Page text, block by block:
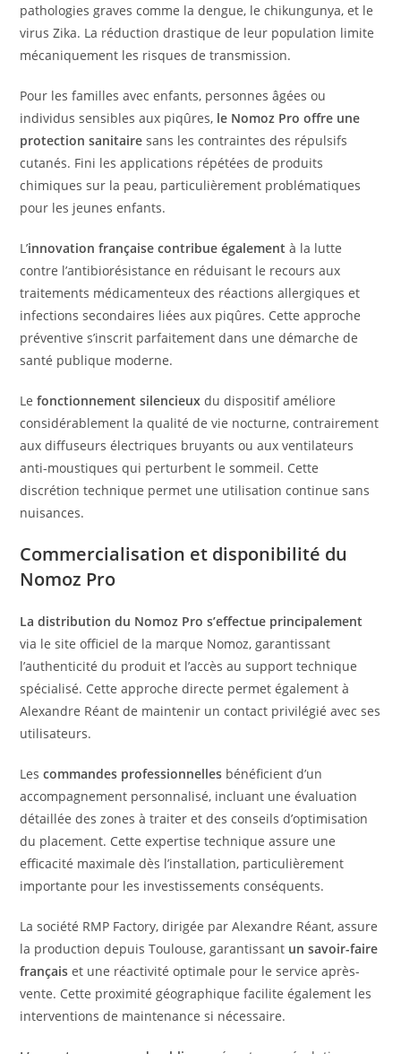
pathologies graves comme la dengue, le chikungunya, et le
virus Zika. La réduction drastique de leur population limite
mécaniquement les risques de transmission.
Pour les familles avec enfants, personnes âgées ou
individus sensibles aux piqûres, le Nomoz Pro offre une
protection sanitaire sans les contraintes des répulsifs
cutanés. Fini les applications répétées de produits
chimiques sur la peau, particulièrement problématiques
pour les jeunes enfants.
L’innovation française contribue également à la lutte
contre l’antibiorésistance en réduisant le recours aux
traitements médicamenteux des réactions allergiques et
infections secondaires liées aux piqûres. Cette approche
préventive s’inscrit parfaitement dans une démarche de
santé publique moderne.
Lefonctionnement silencieux du dispositif améliore
considérablement la qualité de vie nocturne, contrairement
aux diffuseurs électriques bruyants ou aux ventilateurs
anti-moustiques qui perturbent le sommeil. Cette
discrétion technique permet une utilisation continue sans
nuisances.
Commercialisation et disponibilité du
Nomoz Pro
La distribution du Nomoz Pro s’effectue principalement
via le site officiel de la marque Nomoz, garantissant
l’authenticité du produit et l’accès au support technique
spécialisé. Cette approche directe permet également à
Alexandre Réant de maintenir un contact privilégié avec ses
utilisateurs.
Lescommandes professionnelles bénéficient d’un
accompagnement personnalisé, incluant une évaluation
détaillée des zones à traiter et des conseils d’optimisation
du placement. Cette expertise technique assure une
efficacité maximale dès l’installation, particulièrement
importante pour les investissements conséquents.
La société RMP Factory, dirigée par Alexandre Réant, assure
la production depuis Toulouse, garantissant un savoir-faire
français et une réactivité optimale pour le service après-
vente. Cette proximité géographique facilite également les
interventions de maintenance si nécessaire.